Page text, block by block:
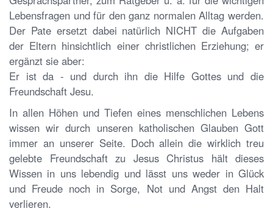
Lebensfragen und für den ganz normalen Alltag werden.
Der Pate ersetzt dabei natürlich NICHT die Aufgaben
der Eltern hinsichtlich einer christlichen Erziehung; er
ergänzt sie aber:
Er ist da - und durch ihn die Hilfe Gottes und die
Freundschaft Jesu.
In allen Höhen und Tiefen eines menschlichen Lebens
wissen wir durch unseren katholischen Glauben Gott
immer an unserer Seite. Doch allein die wirklich treu
gelebte Freundschaft zu Jesus Christus hält dieses
Wissen in uns lebendig und lässt uns weder in Glück
und Freude noch in Sorge, Not und Angst den Halt
verlieren.